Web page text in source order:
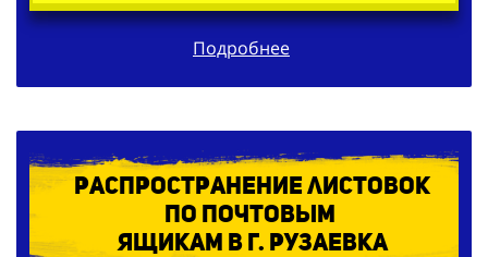
Подробнее
Распространение листовок
по почтовым
ящикам в г. Рузаевка